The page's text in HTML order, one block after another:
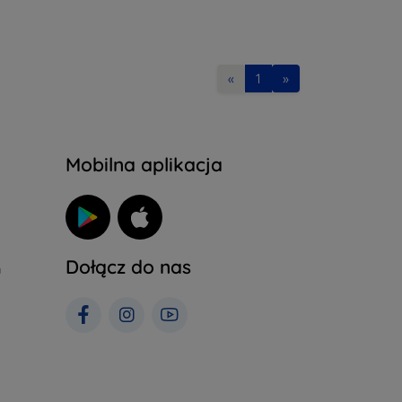
« 1 »
Mobilna aplikacja
Dołącz do nas